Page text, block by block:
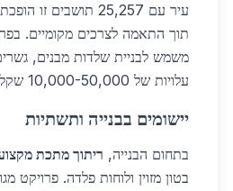
עיר עם 25,257 תושבים
תוך התאמה לצרכים מקומיים.
משמש לבניית שלדות מבנים,
עלויות של 10,000-50,000 שקלים ליחידה.
יישומים בבנייה ותשתיות
בתחום הבנייה, ריתוך מתכת
בטון מזוין ולוחות פלדה. פרויקט